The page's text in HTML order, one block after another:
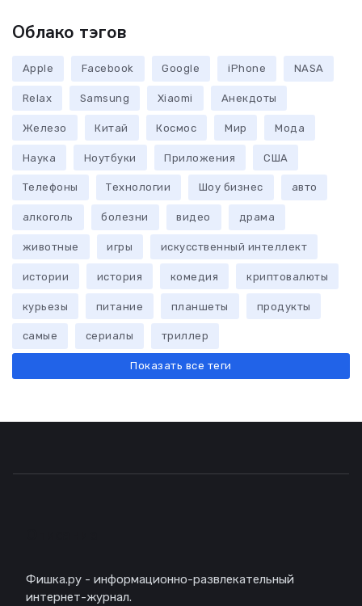
Облако тэгов
Apple Facebook Google iPhone NASA
Relax Samsung Xiaomi Анекдоты
Железо Китай Космос Мир Мода
Наука Ноутбуки Приложения США
Телефоны Технологии Шоу бизнес авто
алкоголь болезни видео драма
животные игры искусственный интеллект
истории история комедия криптовалюты
курьезы питание планшеты продукты
самые сериалы триллер
Показать все теги
Фишка.ру - информационно-развлекательный
интернет-журнал.